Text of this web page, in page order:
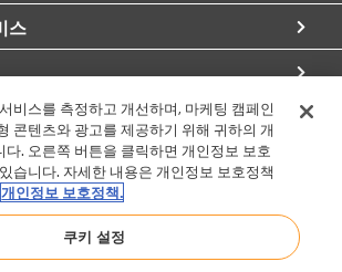
스
대한민국 (변경)
비스를 측정하고 개선하며, 마케팅 캠페인
콘텐츠와 광고를 제공하기 위해 귀하의 개
다. 오른쪽 버튼을 클릭하면 개인정보 보호
습니다. 자세한 내용은 개인정보 보호정책
개인정보 보호정책.
쿠키 설정